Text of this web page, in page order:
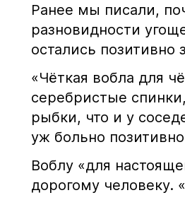
Ранее мы писали,
разновидности
остались
«Чёткая вобла для
серебристые
рыбки, что и у
уж больно
Воблу «для
дорогому человеку.